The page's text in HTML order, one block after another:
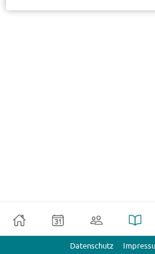
Datenschutz